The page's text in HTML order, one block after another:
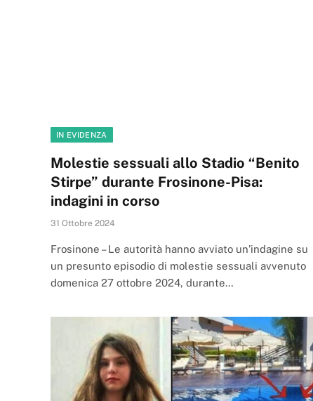
IN EVIDENZA
Molestie sessuali allo Stadio “Benito
Stirpe” durante Frosinone-Pisa:
indagini in corso
31 Ottobre 2024
Frosinone – Le autorità hanno avviato un’indagine su
un presunto episodio di molestie sessuali avvenuto
domenica 27 ottobre 2024, durante…